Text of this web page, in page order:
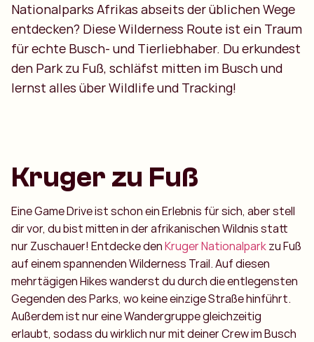
Nationalparks Afrikas abseits der üblichen Wege
entdecken? Diese Wilderness Route ist ein Traum
für echte Busch- und Tierliebhaber. Du erkundest
den Park zu Fuß, schläfst mitten im Busch und
lernst alles über Wildlife und Tracking!
Kruger zu Fuß
Eine Game Drive ist schon ein Erlebnis für sich, aber stell
dir vor, du bist mitten in der afrikanischen Wildnis statt
nur Zuschauer! Entdecke denKruger Nationalparkzu Fuß
auf einem spannenden Wilderness Trail. Auf diesen
mehrtägigen Hikes wanderst du durch die entlegensten
Gegenden des Parks, wo keine einzige Straße hinführt.
Außerdem ist nur eine Wandergruppe gleichzeitig
erlaubt, sodass du wirklich nur mit deiner Crew im Busch